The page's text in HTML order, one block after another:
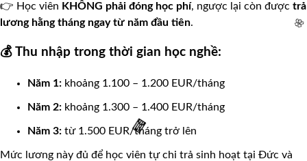
👉 Học viên KHÔNG phải đóng học phí, ngược lại còn được trả
lương hằng tháng ngay từ năm đầu tiên.
💰 Thu nhập trong thời gian học nghề:
Năm 1: khoảng 1.100 – 1.200 EUR/tháng
Năm 2: khoảng 1.300 – 1.400 EUR/tháng
Năm 3: từ 1.500 EUR/tháng trở lên
Mức lương này đủ để học viên tự chi trả sinh hoạt tại Đức và